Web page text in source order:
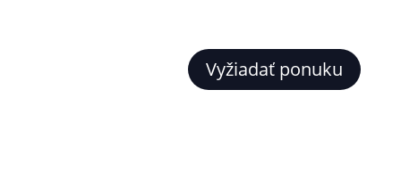
Vyžiadať ponuku